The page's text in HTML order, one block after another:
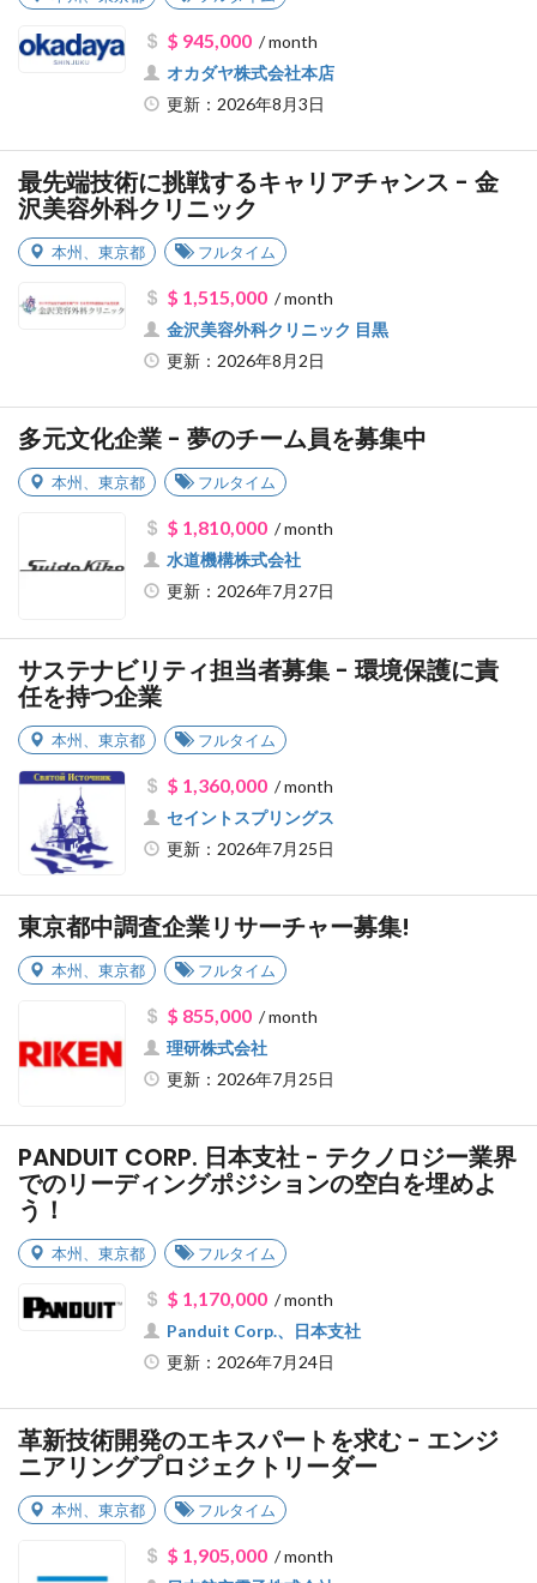
$ 945,000/ month
オカダヤ株式会社本店
更新：2026年8月3日
最先端技術に挑戦するキャリアチャンス - 金
沢美容外科クリニック
本州 東京都 フルタイム
$ 1,515,000/ month
金沢美容外科クリニック 目黒
更新：2026年8月2日
多元文化企業 - 夢のチーム員を募集中
本州 東京都 フルタイム
$ 1,810,000/ month
水道機構株式会社
更新：2026年7月27日
サステナビリティ担当者募集 - 環境保護に責
任を持つ企業
本州 東京都 フルタイム
$ 1,360,000/ month
セイントスプリングス
更新：2026年7月25日
東京都中調査企業リサーチャー募集!
本州 東京都 フルタイム
$ 855,000/ month
理研株式会社
更新：2026年7月25日
PANDUIT CORP. 日本支社 - テクノロジー業界
でのリーディングポジションの空白を埋めよ
う！
本州 東京都 フルタイム
$ 1,170,000/ month
Panduit Corp.、日本支社
更新：2026年7月24日
革新技術開発のエキスパートを求む - エンジ
ニアリングプロジェクトリーダー
本州 東京都 フルタイム
$ 1,905,000/ month